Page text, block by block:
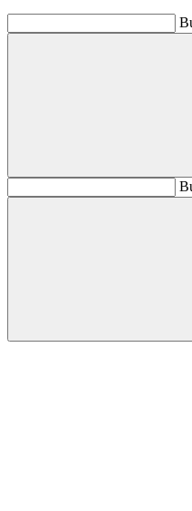
Buscar
Buscar